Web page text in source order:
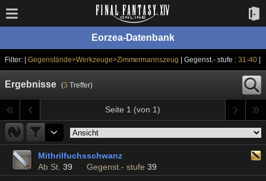
Eorzea-Datenbank
Filter: | Gegenstände>Werkzeuge>Zimmermannszeug | Gegenst.- stufe :31-40|
Ergebnisse (3 Treffer)
Seite 1 (von 1)
Mithrilfuchsschwanz
Ab St. 39 Gegenst.- stufe 39